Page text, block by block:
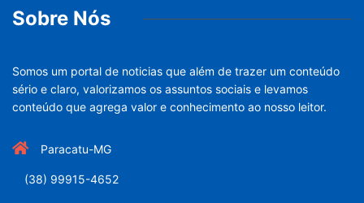
Sobre Nós
Somos um portal de noticias que além de trazer um conteúdo
sério e claro, valorizamos os assuntos sociais e levamos
conteúdo que agrega valor e conhecimento ao nosso leitor.
Paracatu-MG
(38) 99915-4652